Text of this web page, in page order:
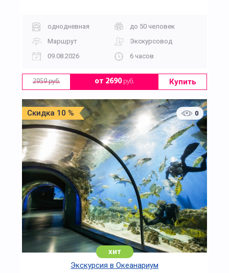
однодневная
до 50 человек
Маршрут
Экскурсовод
09.08.2026
6 часов
2959 руб. от 2690руб. Купить
Скидка 10 % 0
хит
Экскурсия в Океанариум